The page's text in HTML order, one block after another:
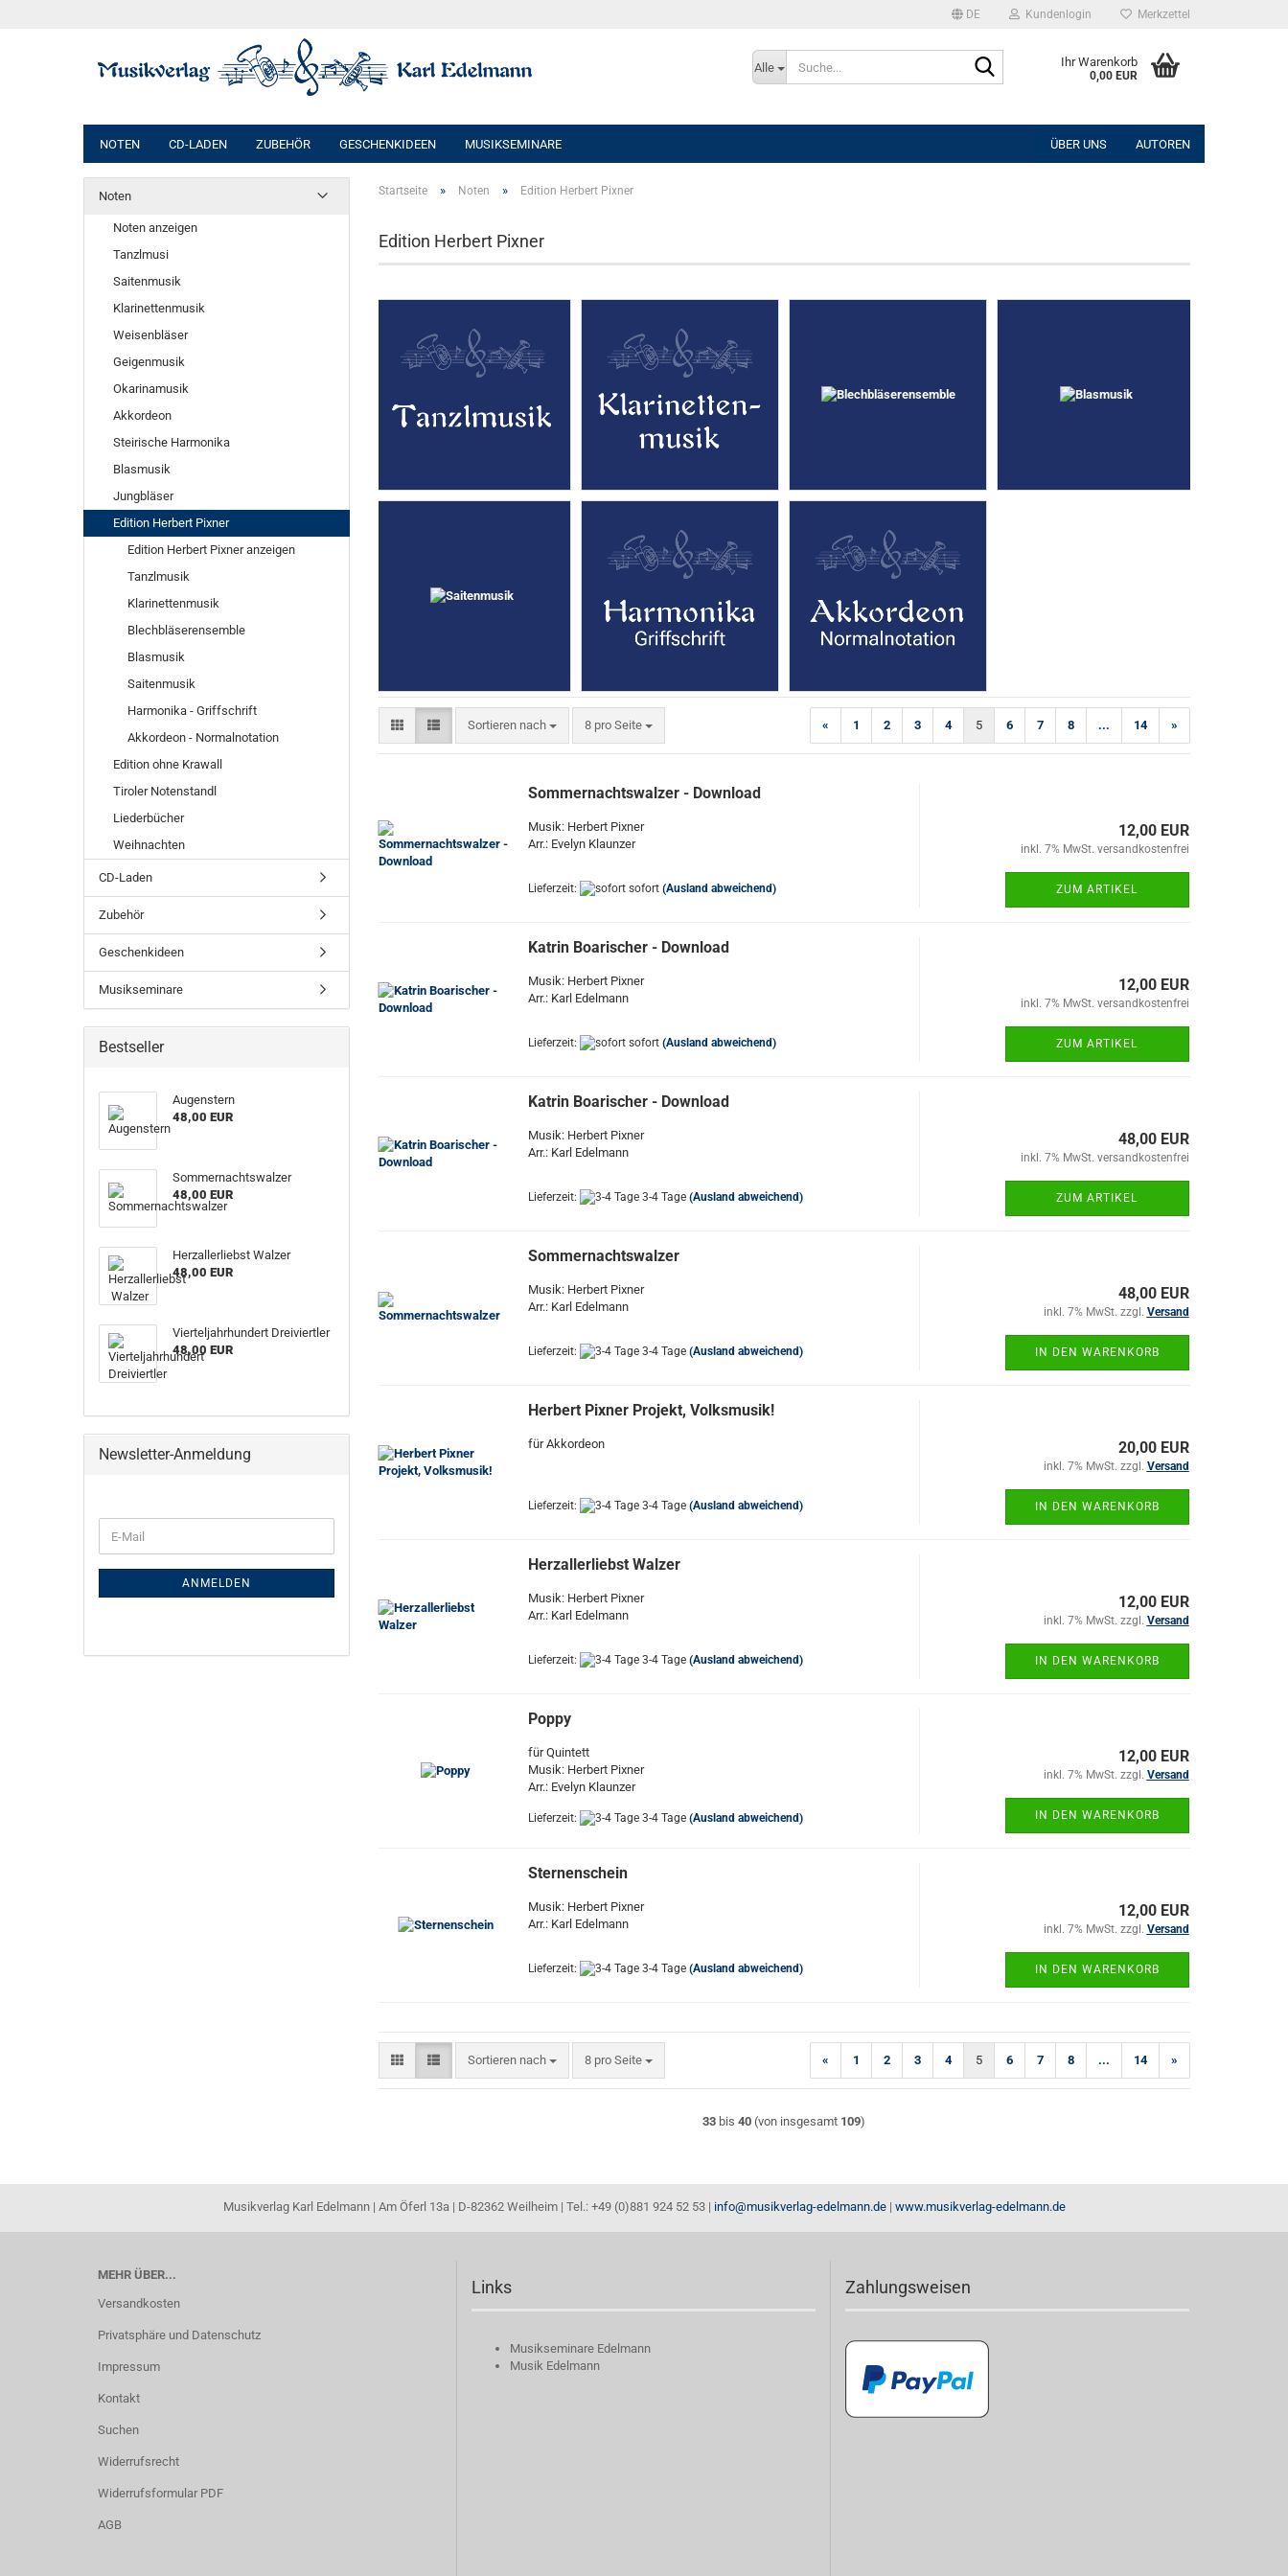
DE
Sprache auswählen
Kundenlogin
Passwort
Merkzettel
Alle Ihr Warenkorb
0,00 EUR
NOTEN CD-LADEN ZUBEHÖR GESCHENKIDEEN MUSIKSEMINARE ÜBER UNS AUTOREN
Startseite » Noten » Edition Herbert Pixner
Edition Herbert Pixner
Sortieren nach
Sortieren nach 8 pro Seite
pro Seite « 1 2 3 4 5 6 7 8 ... 14 »
Sommernachtswalzer - Download
Musik: Herbert Pixner
Arr.: Evelyn Klaunzer
Lieferzeit: sofort (Ausland abweichend)
12,00 EUR
inkl. 7% MwSt. versandkostenfrei
ZUM ARTIKEL
Katrin Boarischer - Download
Musik: Herbert Pixner
Arr.: Karl Edelmann
Lieferzeit: sofort (Ausland abweichend)
12,00 EUR
inkl. 7% MwSt. versandkostenfrei
ZUM ARTIKEL
Katrin Boarischer - Download
Musik: Herbert Pixner
Arr.: Karl Edelmann
Lieferzeit: 3-4 Tage (Ausland abweichend)
48,00 EUR
inkl. 7% MwSt. versandkostenfrei
ZUM ARTIKEL
Sommernachtswalzer
Musik: Herbert Pixner
Arr.: Karl Edelmann
Lieferzeit: 3-4 Tage (Ausland abweichend)
48,00 EUR
inkl. 7% MwSt. zzgl. Versand
IN DEN WARENKORB
Herbert Pixner Projekt, Volksmusik!
für Akkordeon
Lieferzeit: 3-4 Tage (Ausland abweichend)
20,00 EUR
inkl. 7% MwSt. zzgl. Versand
IN DEN WARENKORB
Herzallerliebst Walzer
Musik: Herbert Pixner
Arr.: Karl Edelmann
Lieferzeit: 3-4 Tage (Ausland abweichend)
12,00 EUR
inkl. 7% MwSt. zzgl. Versand
IN DEN WARENKORB
Poppy
für Quintett
Musik: Herbert Pixner
Arr.: Evelyn Klaunzer
Lieferzeit: 3-4 Tage (Ausland abweichend)
12,00 EUR
inkl. 7% MwSt. zzgl. Versand
IN DEN WARENKORB
Sternenschein
Musik: Herbert Pixner
Arr.: Karl Edelmann
Lieferzeit: 3-4 Tage (Ausland abweichend)
12,00 EUR
inkl. 7% MwSt. zzgl. Versand
IN DEN WARENKORB
Sortieren nach
Sortieren nach 8 pro Seite
pro Seite « 1 2 3 4 5 6 7 8 ... 14 »
33 bis40 (von insgesamt 109)
Noten
Noten anzeigen
Tanzlmusi
Saitenmusik
Klarinettenmusik
Weisenbläser
Geigenmusik
Okarinamusik
Akkordeon
Steirische Harmonika
Blasmusik
Jungbläser
Edition Herbert Pixner
Edition Herbert Pixner anzeigen
Tanzlmusik
Klarinettenmusik
Blechbläserensemble
Blasmusik
Saitenmusik
Harmonika - Griffschrift
Akkordeon - Normalnotation
Edition ohne Krawall
Tiroler Notenstandl
Liederbücher
Weihnachten
CD-Laden
Zubehör
Geschenkideen
Musikseminare
Bestseller
Augenstern
48,00 EUR
Sommernachtswalzer
48,00 EUR
Herzallerliebst Walzer
48,00 EUR
Vierteljahrhundert Dreiviertler
48,00 EUR
Newsletter-Anmeldung
E-
Mail
ANMELDEN
Musikverlag Karl Edelmann | Am Öferl 13a | D-82362 Weilheim | Tel.: +49 (0)881 924 52 53 | info@musikverlag-edelmann.de| www.musikverlag-edelmann.de
MEHR ÜBER...
Versandkosten
Privatsphäre und Datenschutz
Impressum
Kontakt
Suchen
Widerrufsrecht
Widerrufsformular PDF
AGB
Links
Musikseminare Edelmann
Musik Edelmann
Zahlungsweisen